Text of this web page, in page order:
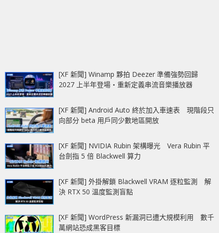
[XF 新聞] Winamp 夥拍 Deezer 準備強勢回歸
2027 上半年登場‧重新定義串流音樂播放器
[XF 新聞] Android Auto 終於加入車速表 現階段只
向部分 beta 用戶同少數地區開放
[XF 新聞] NVIDIA Rubin 架構曝光 Vera Rubin 平
台劍指 5 倍 Blackwell 算力
[XF 新聞] 外掛解鎖 Blackwell VRAM 逐粒監測 解
決 RTX 50 溫度監測盲點
[XF 新聞] WordPress 新漏洞已遭大規模利用 數千
萬網站恐成黑客目標